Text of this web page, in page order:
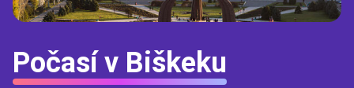
Počasí v Biškeku